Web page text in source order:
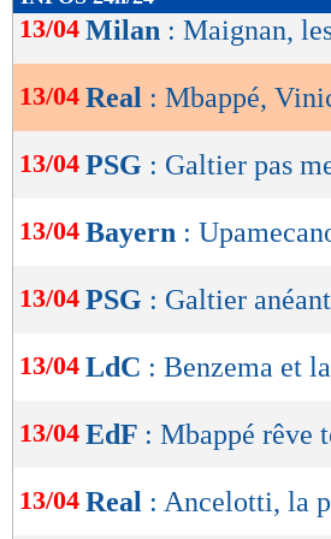
de
OK
13/04 Milan : Maignan,
13/04 Real : Mbappé,
13/04 PSG : Galtier pas
13/04 Bayern :
13/04 PSG : Galtier
13/04 LdC : Benzema et
13/04 EdF : Mbappé rêve
13/04 Real : Ancelotti, la